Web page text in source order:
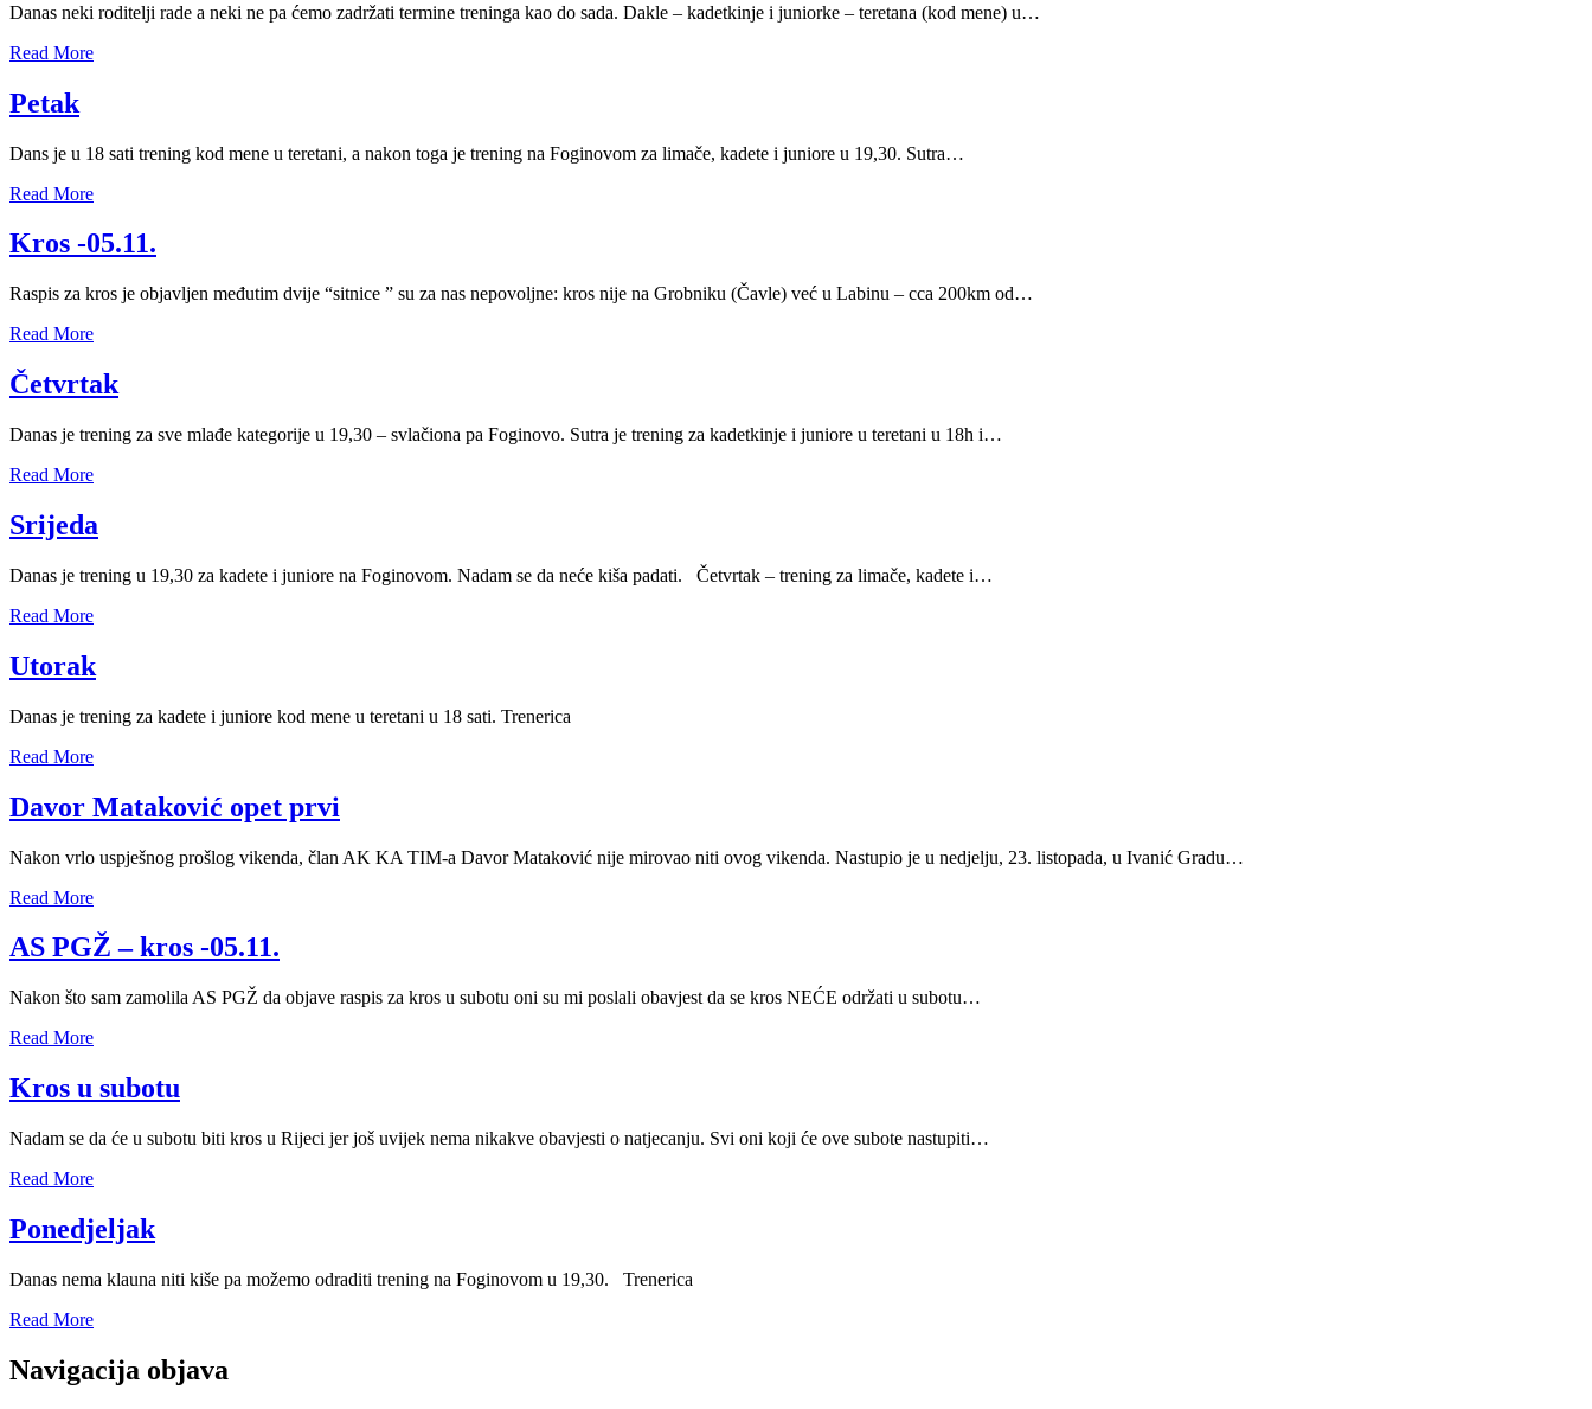
Danas neki roditelji rade a neki ne pa ćemo zadržati termine treninga kao do sada. Dakle – kadetkinje i juniorke – teretana (kod mene) u…
Read More
Petak
Dans je u 18 sati trening kod mene u teretani, a nakon toga je trening na Foginovom za limače, kadete i juniore u 19,30. Sutra…
Read More
Kros -05.11.
Raspis za kros je objavljen međutim dvije “sitnice ” su za nas nepovoljne: kros nije na Grobniku (Čavle) već u Labinu – cca 200km od…
Read More
Četvrtak
Danas je trening za sve mlađe kategorije u 19,30 – svlačiona pa Foginovo. Sutra je trening za kadetkinje i juniore u teretani u 18h i…
Read More
Srijeda
Danas je trening u 19,30 za kadete i juniore na Foginovom. Nadam se da neće kiša padati. Četvrtak – trening za limače, kadete i…
Read More
Utorak
Danas je trening za kadete i juniore kod mene u teretani u 18 sati. Trenerica
Read More
Davor Mataković opet prvi
Nakon vrlo uspješnog prošlog vikenda, član AK KA TIM-a Davor Mataković nije mirovao niti ovog vikenda. Nastupio je u nedjelju, 23. listopada, u Ivanić Gradu…
Read More
AS PGŽ – kros -05.11.
Nakon što sam zamolila AS PGŽ da objave raspis za kros u subotu oni su mi poslali obavjest da se kros NEĆE održati u subotu…
Read More
Kros u subotu
Nadam se da će u subotu biti kros u Rijeci jer još uvijek nema nikakve obavjesti o natjecanju. Svi oni koji će ove subote nastupiti…
Read More
Ponedjeljak
Danas nema klauna niti kiše pa možemo odraditi trening na Foginovom u 19,30. Trenerica
Read More
Navigacija objava